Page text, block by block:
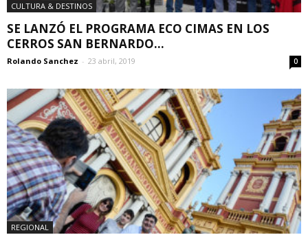
CULTURA & DESTINOS
SE LANZÓ EL PROGRAMA ECO CIMAS EN LOS
CERROS SAN BERNARDO...
Rolando Sanchez - 23 abril, 2019 0
REGIONAL